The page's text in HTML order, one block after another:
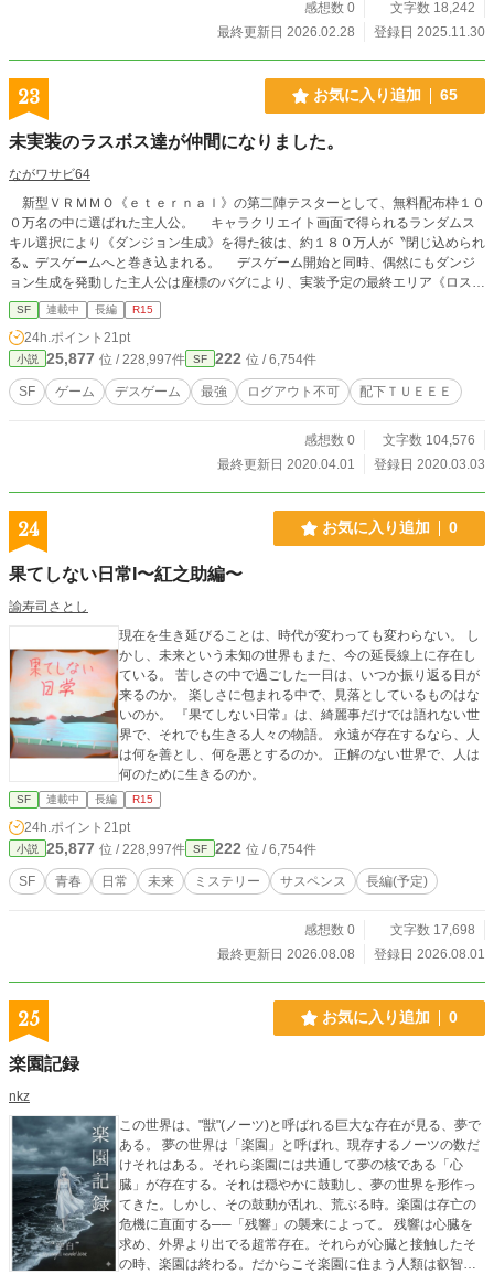
感想数 0
文字数 18,242
最終更新日 2026.02.28
登録日 2025.11.30
23 お気に入り追加 65
未実装のラスボス達が仲間になりました。
ながワサビ64
新型ＶＲＭＭＯ《ｅｔｅｒｎａｌ》の第二陣テスターとして、無料配布枠１０
０万名の中に選ばれた主人公。 キャラクリエイト画面で得られるランダムス
キル選択により《ダンジョン生成》を得た彼は、約１８０万人が〝閉じ込められ
る〟デスゲームへと巻き込まれる。 デスゲーム開始と同時、偶然にもダンジ
ョン生成を発動した主人公は座標のバグにより、実装予定の最終エリア《ロス・
マオラ城》にいた―― ○毎日０：００に投稿予定 ○序章・第一章 完結済み
SF 連載中 長編 R15
24h.ポイント 21pt
小説 25,877 位 / 228,997件 SF 222 位 / 6,754件
SF ゲーム デスゲーム 最強 ログアウト不可 配下ＴＵＥＥＥ
感想数 0
文字数 104,576
最終更新日 2020.04.01
登録日 2020.03.03
24 お気に入り追加 0
果てしない日常I〜紅之助編〜
諭寿司さとし
現在を生き延びることは、時代が変わっても変わらない。 し
かし、未来という未知の世界もまた、今の延長線上に存在し
ている。 苦しさの中で過ごした一日は、いつか振り返る日が
来るのか。 楽しさに包まれる中で、見落としているものはな
いのか。 『果てしない日常』は、綺麗事だけでは語れない世
界で、それでも生きる人々の物語。 永遠が存在するなら、人
は何を善とし、何を悪とするのか。 正解のない世界で、人は
何のために生きるのか。
SF 連載中 長編 R15
24h.ポイント 21pt
小説 25,877 位 / 228,997件 SF 222 位 / 6,754件
SF 青春 日常 未来 ミステリー サスペンス 長編(予定)
感想数 0
文字数 17,698
最終更新日 2026.08.08
登録日 2026.08.01
25 お気に入り追加 0
楽園記録
nkz
この世界は、"獣"(ノーツ)と呼ばれる巨大な存在が見る、夢で
ある。 夢の世界は「楽園」と呼ばれ、現存するノーツの数だ
けそれはある。それら楽園には共通して夢の核である「心
臓」が存在する。それは穏やかに鼓動し、夢の世界を形作っ
てきた。しかし、その鼓動が乱れ、荒ぶる時。楽園は存亡の
危機に直面する──「残響」の襲来によって。 残響は心臓を
求め、外界より出でる超常存在。それらが心臓と接触したそ
の時、楽園は終わる。だからこそ楽園に住まう人類は叡智を